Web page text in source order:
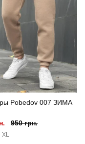
зима
україна
Pobedov 007 ЗИМА
950 грн.
XL